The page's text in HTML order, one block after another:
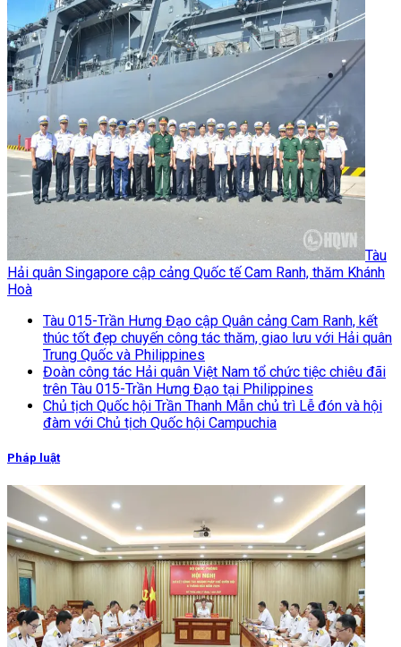
Tàu
Hải quân Singapore cập cảng Quốc tế Cam Ranh, thăm Khánh
Hoà
Tàu 015-Trần Hưng Đạo cập Quân cảng Cam Ranh, kết
thúc tốt đẹp chuyến công tác thăm, giao lưu với Hải quân
Trung Quốc và Philippines
Đoàn công tác Hải quân Việt Nam tổ chức tiệc chiêu đãi
trên Tàu 015-Trần Hưng Đạo tại Philippines
Chủ tịch Quốc hội Trần Thanh Mẫn chủ trì Lễ đón và hội
đàm với Chủ tịch Quốc hội Campuchia
Pháp luật